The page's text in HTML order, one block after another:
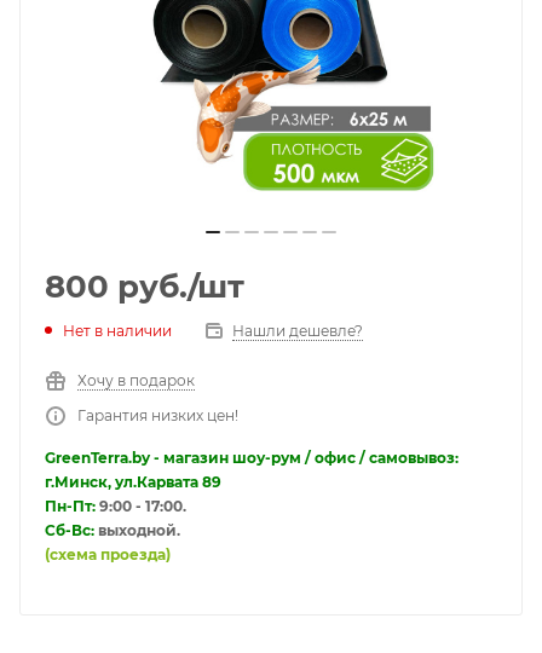
800 руб./шт
Нет в наличии Нашли дешевле?
Хочу в подарок
Гарантия низких цен!
GreenTerra.by - магазин шоу-рум / офис / самовывоз:
г.Минск, ул.Карвата 89
Пн-Пт: 9:00 - 17:00.
Сб-Вс: выходной.
(схема проезда)